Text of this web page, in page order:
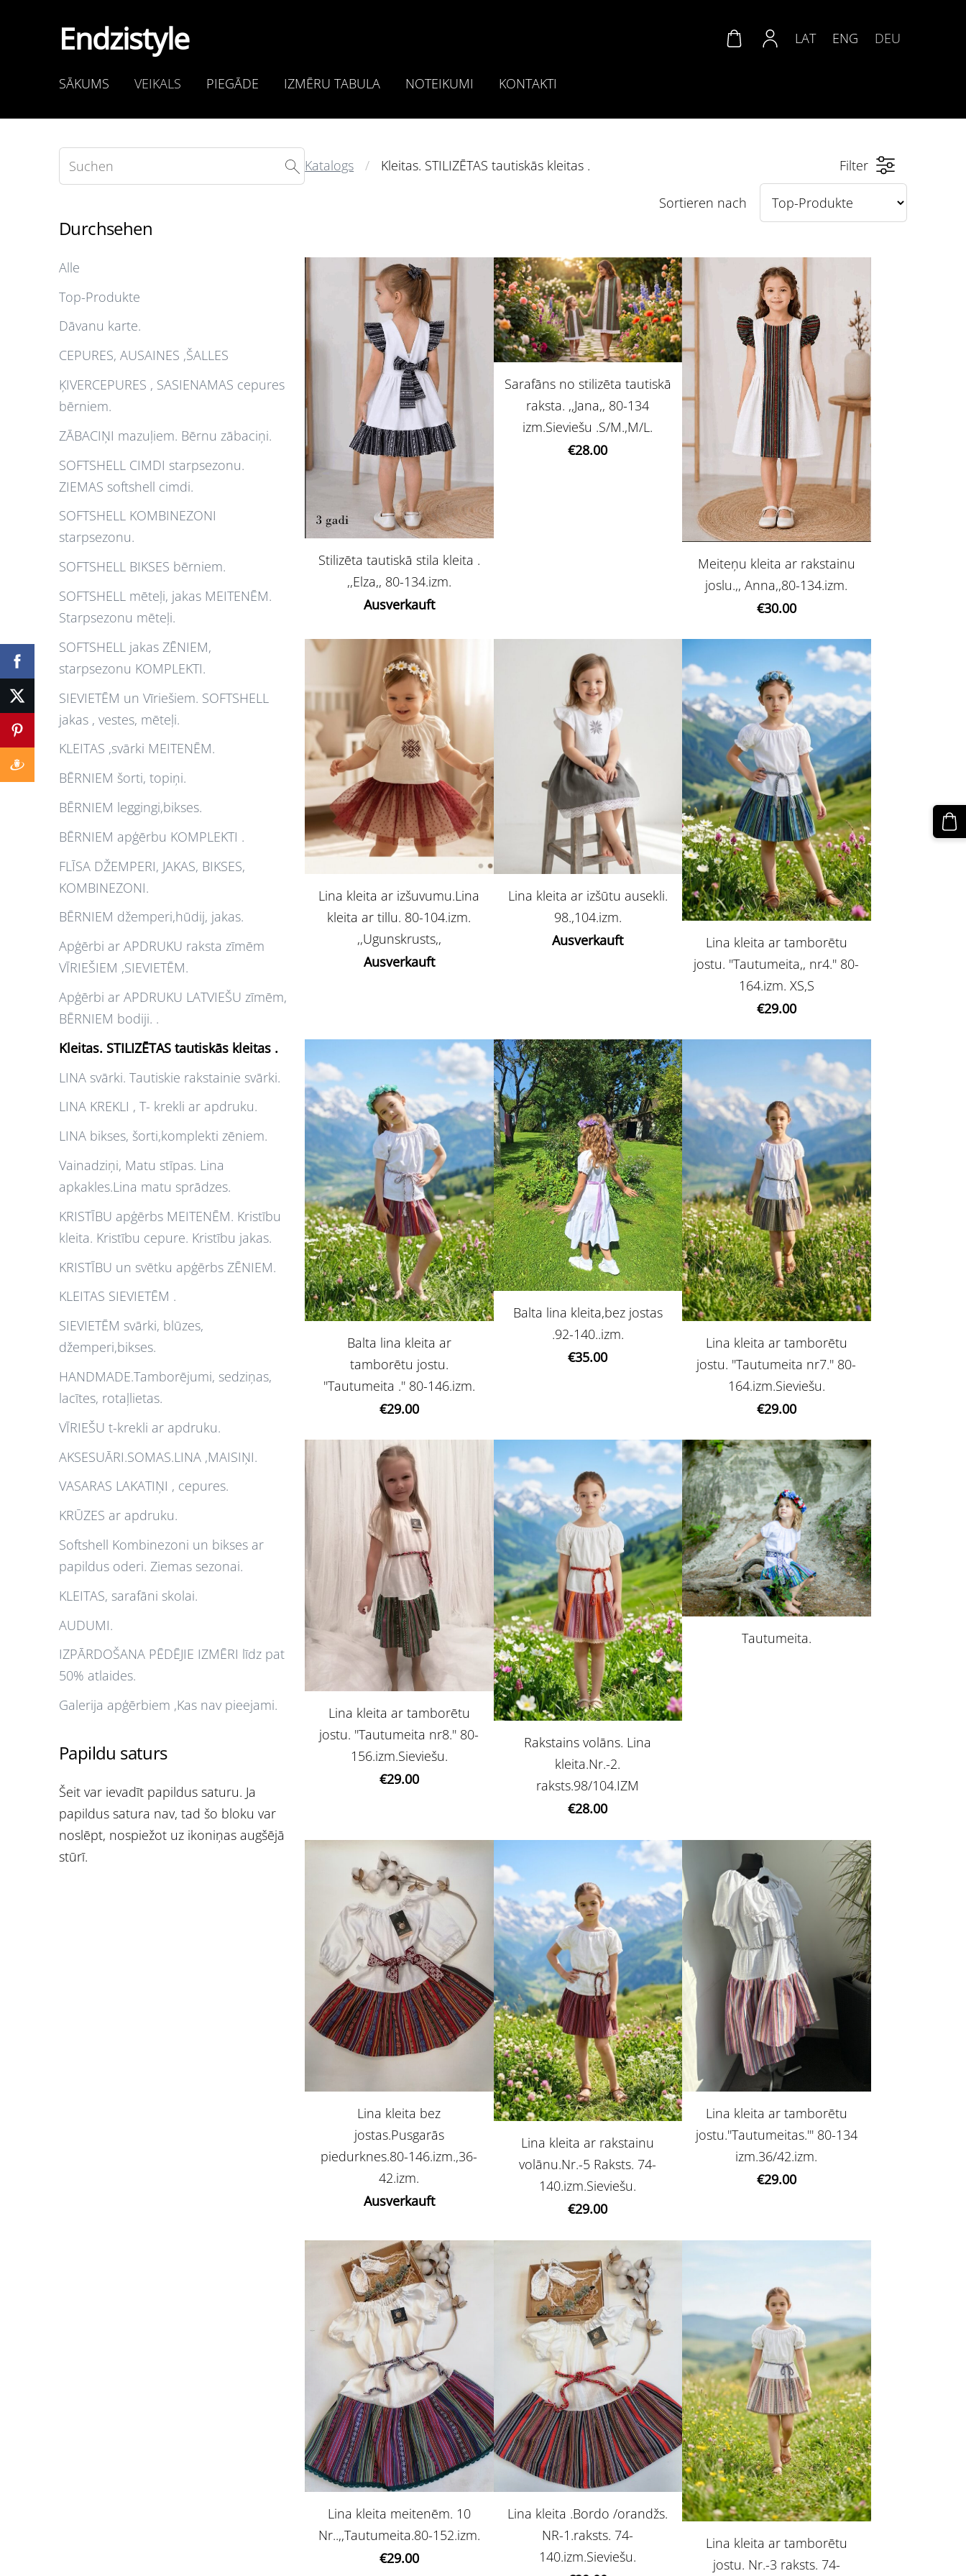
Endzistyle
SĀKUMS VEIKALS PIEGĀDE IZMĒRU TABULA NOTEIKUMI KONTAKTI
LAT ENG DEU
Durchsehen
Alle
Top-Produkte
Dāvanu karte.
CEPURES, AUSAINES ,ŠALLES
ĶIVERCEPURES , SASIENAMAS cepures
bērniem.
ZĀBACIŅI mazuļiem. Bērnu zābaciņi.
SOFTSHELL CIMDI starpsezonu.
ZIEMAS softshell cimdi.
SOFTSHELL KOMBINEZONI
starpsezonu.
SOFTSHELL BIKSES bērniem.
SOFTSHELL mēteļi, jakas MEITENĒM.
Starpsezonu mēteļi.
SOFTSHELL jakas ZĒNIEM,
starpsezonu KOMPLEKTI.
SIEVIETĒM un Vīriešiem. SOFTSHELL
jakas , vestes, mēteļi.
KLEITAS ,svārki MEITENĒM.
BĒRNIEM šorti, topiņi.
BĒRNIEM leggingi,bikses.
BĒRNIEM apģērbu KOMPLEKTI .
FLĪSA DŽEMPERI, JAKAS, BIKSES,
KOMBINEZONI.
BĒRNIEM džemperi,hūdij, jakas.
Apģērbi ar APDRUKU raksta zīmēm
VĪRIEŠIEM ,SIEVIETĒM.
Apģērbi ar APDRUKU LATVIEŠU zīmēm,
BĒRNIEM bodiji. .
Kleitas. STILIZĒTAS tautiskās kleitas .
LINA svārki. Tautiskie rakstainie svārki.
LINA KREKLI , T- krekli ar apdruku.
LINA bikses, šorti,komplekti zēniem.
Vainadziņi, Matu stīpas. Lina
apkakles.Lina matu sprādzes.
KRISTĪBU apģērbs MEITENĒM. Kristību
kleita. Kristību cepure. Kristību jakas.
KRISTĪBU un svētku apģērbs ZĒNIEM.
KLEITAS SIEVIETĒM .
SIEVIETĒM svārki, blūzes,
džemperi,bikses.
HANDMADE.Tamborējumi, sedziņas,
lacītes, rotaļlietas.
VĪRIEŠU t-krekli ar apdruku.
AKSESUĀRI.SOMAS.LINA ,MAISIŅI.
VASARAS LAKATIŅI , cepures.
KRŪZES ar apdruku.
Softshell Kombinezoni un bikses ar
papildus oderi. Ziemas sezonai.
KLEITAS, sarafāni skolai.
AUDUMI.
IZPĀRDOŠANA PĒDĒJIE IZMĒRI līdz pat
50% atlaides.
Galerija apģērbiem ,Kas nav pieejami.
Papildu saturs
Šeit var ievadīt papildus saturu. Ja
papildus satura nav, tad šo bloku var
noslēpt, nospiežot uz ikoniņas augšējā
stūrī.
Katalogs Kleitas. STILIZĒTAS tautiskās kleitas . Filter
Sortieren nach
Stilizēta tautiskā stila kleita .
,,Elza,, 80-134.izm.
Ausverkauft
Sarafāns no stilizēta tautiskā
raksta. ,,Jana,, 80-134
izm.Sieviešu .S/M.,M/L.
€28.00
Meiteņu kleita ar rakstainu
joslu.,, Anna,,80-134.izm.
€30.00
Lina kleita ar izšuvumu.Lina
kleita ar tillu. 80-104.izm.
,,Ugunskrusts,,
Ausverkauft
Lina kleita ar izšūtu ausekli.
98.,104.izm.
Ausverkauft
Lina kleita ar tamborētu
jostu. ''Tautumeita,, nr4.'' 80-
164.izm. XS,S
€29.00
Balta lina kleita ar
tamborētu jostu.
''Tautumeita .'' 80-146.izm.
€29.00
Balta lina kleita,bez jostas
.92-140..izm.
€35.00
Lina kleita ar tamborētu
jostu. ''Tautumeita nr7.'' 80-
164.izm.Sieviešu.
€29.00
Lina kleita ar tamborētu
jostu. ''Tautumeita nr8.'' 80-
156.izm.Sieviešu.
€29.00
Rakstains volāns. Lina
kleita.Nr.-2.
raksts.98/104.IZM
€28.00
Tautumeita.
Lina kleita bez
jostas.Pusgarās
piedurknes.80-146.izm.,36-
42.izm.
Ausverkauft
Lina kleita ar rakstainu
volānu.Nr.-5 Raksts. 74-
140.izm.Sieviešu.
€29.00
Lina kleita ar tamborētu
jostu.''Tautumeitas.''' 80-134
izm.36/42.izm.
€29.00
Lina kleita meitenēm. 10
Nr..,,Tautumeita.80-152.izm.
€29.00
Lina kleita .Bordo /orandžs.
NR-1.raksts. 74-
140.izm.Sieviešu.
Lina kleita ar tamborētu
jostu. Nr.-3 raksts. 74-